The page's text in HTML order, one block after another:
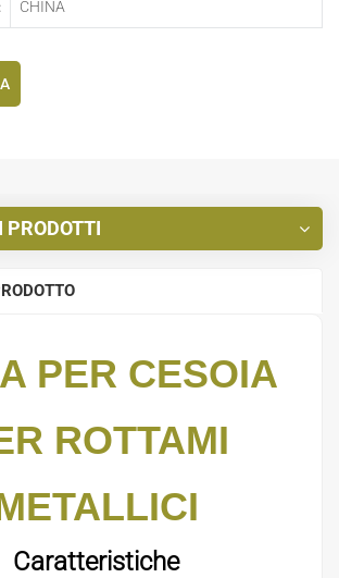
CHINA
PRODOTTI
PER CESOIA
ROTTAMI
Caratteristiche